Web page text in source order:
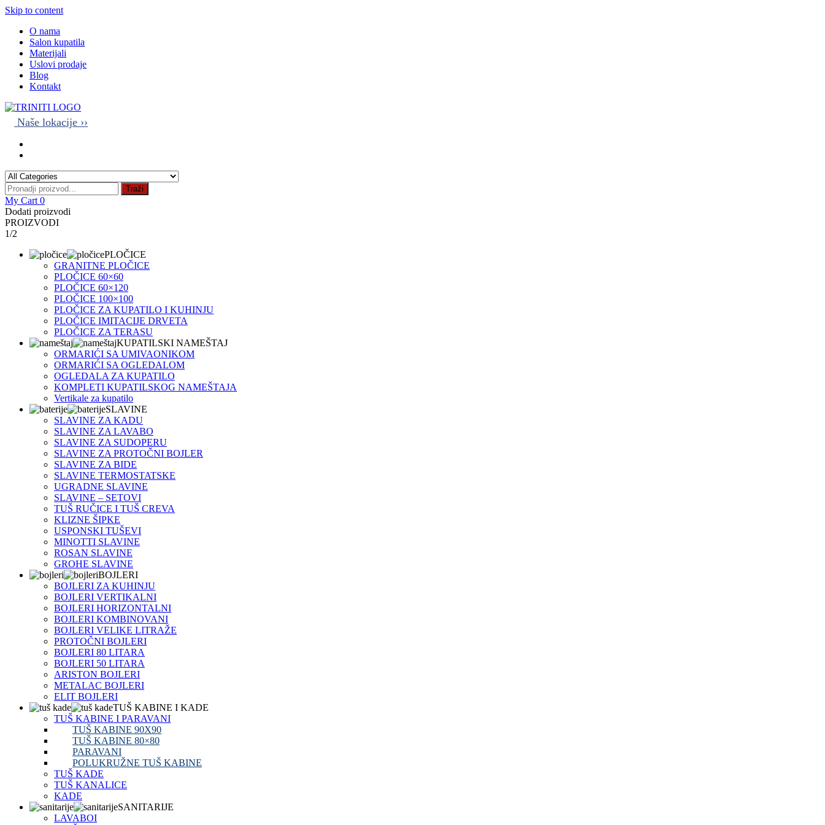
Skip to content
O nama
Salon kupatila
Materijali
Uslovi prodaje
Blog
Kontakt
Naše lokacije ››
Traži
My Cart 0
Dodati proizvodi
PROIZVODI
1/2
PLOČICE
GRANITNE PLOČICE
PLOČICE 60×60
PLOČICE 60×120
PLOČICE 100×100
PLOČICE ZA KUPATILO I KUHINJU
PLOČICE IMITACIJE DRVETA
PLOČICE ZA TERASU
KUPATILSKI NAMEŠTAJ
ORMARIĆI SA UMIVAONIKOM
ORMARIĆI SA OGLEDALOM
OGLEDALA ZA KUPATILO
KOMPLETI KUPATILSKOG NAMEŠTAJA
Vertikale za kupatilo
SLAVINE
SLAVINE ZA KADU
SLAVINE ZA LAVABO
SLAVINE ZA SUDOPERU
SLAVINE ZA PROTOČNI BOJLER
SLAVINE ZA BIDE
SLAVINE TERMOSTATSKE
UGRADNE SLAVINE
SLAVINE – SETOVI
TUŠ RUČICE I TUŠ CREVA
KLIZNE ŠIPKE
USPONSKI TUŠEVI
MINOTTI SLAVINE
ROSAN SLAVINE
GROHE SLAVINE
BOJLERI
BOJLERI ZA KUHINJU
BOJLERI VERTIKALNI
BOJLERI HORIZONTALNI
BOJLERI KOMBINOVANI
BOJLERI VELIKE LITRAŽE
PROTOČNI BOJLERI
BOJLERI 80 LITARA
BOJLERI 50 LITARA
ARISTON BOJLERI
METALAC BOJLERI
ELIT BOJLERI
TUŠ KABINE I KADE
TUŠ KABINE I PARAVANI
TUŠ KABINE 90X90
TUŠ KABINE 80×80
PARAVANI
POLUKRUŽNE TUŠ KABINE
TUŠ KADE
TUŠ KANALICE
KADE
SANITARIJE
LAVABOI